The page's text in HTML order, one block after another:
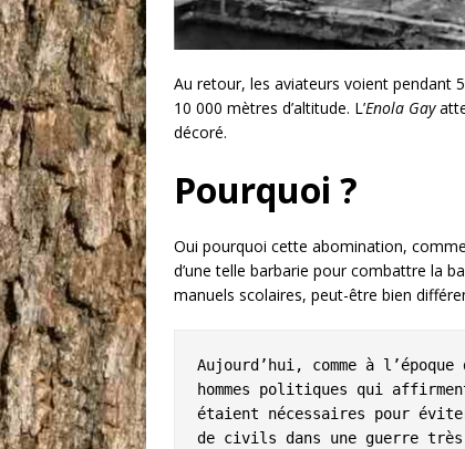
Au retour, les aviateurs voient pendant
10 000 mètres d’altitude. L’Enola Gay
décoré.
Pourquoi ?
Oui pourquoi cette abomination,
d’une telle barbarie pour combattre la
manuels scolaires, peut-être bien
Aujourd’hui, comme à
hommes politiques qui
étaient nécessaires pour
de civils dans une guerre